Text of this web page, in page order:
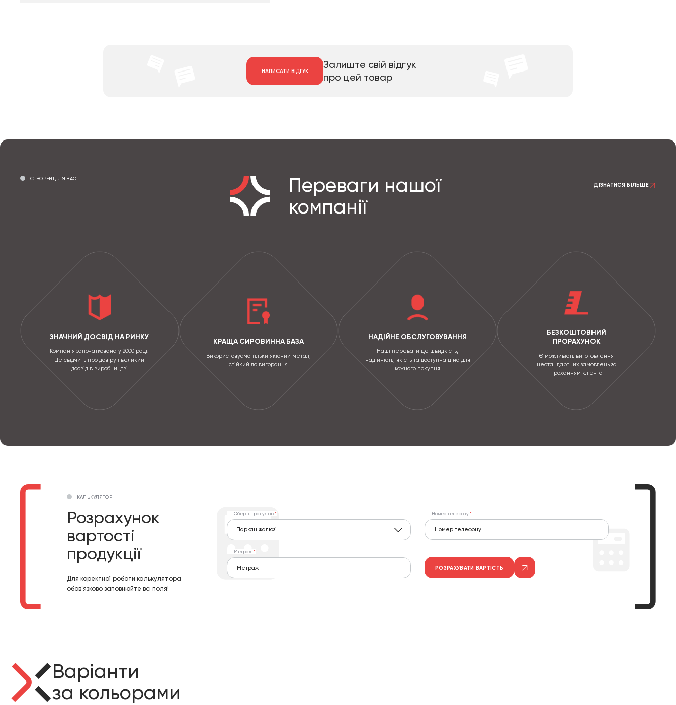
НАПИСАТИ ВІДГУК
Залиште свій відгук
про цей товар
СТВОРЕНІ ДЛЯ ВАС
Переваги нашої
компанії
ДІЗНАТИСЯ БІЛЬШЕ
ЗНАЧНИЙ ДОСВІД НА РИНКУ
Компанія започаткована у 2000 році.
Це свідчить про довіру і великий
досвід в виробництві
КРАЩА СИРОВИННА БАЗА
Використовуємо тільки якісний метал,
стійкий до вигорання
НАДІЙНЕ ОБСЛУГОВУВАННЯ
Наші переваги це швидкість,
надійність, якість та доступна ціна для
кожного покупця
БЕЗКОШТОВНИЙ
ПРОРАХУНОК
Є можливість виготовлення
нестандартних замовлень за
проханням клієнта
КАЛЬКУЛЯТОР
Розрахунок
вартості
продукції
Для коректної роботи калькулятора
обов’язково заповнюйте всі поля!
Оберіть продукцію
Паркан жалюзі
Метраж
Номер телефону
РОЗРАХУВАТИ ВАРТІСТЬ
Варіанти
за кольорами